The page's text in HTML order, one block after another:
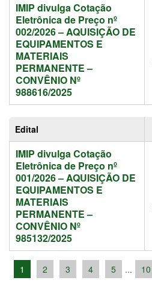
IMIP divulga Cotação
Eletrônica de Preço nº
002/2026 – AQUISIÇÃO DE
EQUIPAMENTOS E
MATERIAIS
PERMANENTE –
CONVÊNIO Nº
988616/2025
Edital
IMIP divulga Cotação
Eletrônica de Preço nº
001/2026 – AQUISIÇÃO DE
EQUIPAMENTOS E
MATERIAIS
PERMANENTE –
CONVÊNIO Nº
985132/2025
1 2 3 4 5 ... 10